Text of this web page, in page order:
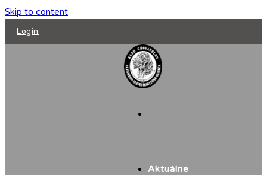
Skip to content
Login
Aktuálne